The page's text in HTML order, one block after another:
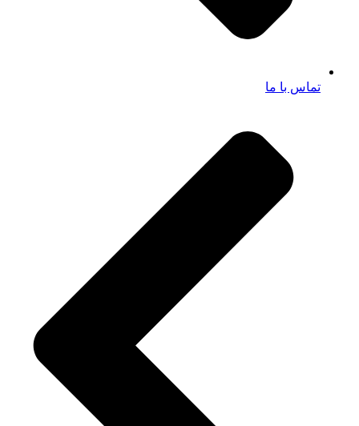
تماس با ما